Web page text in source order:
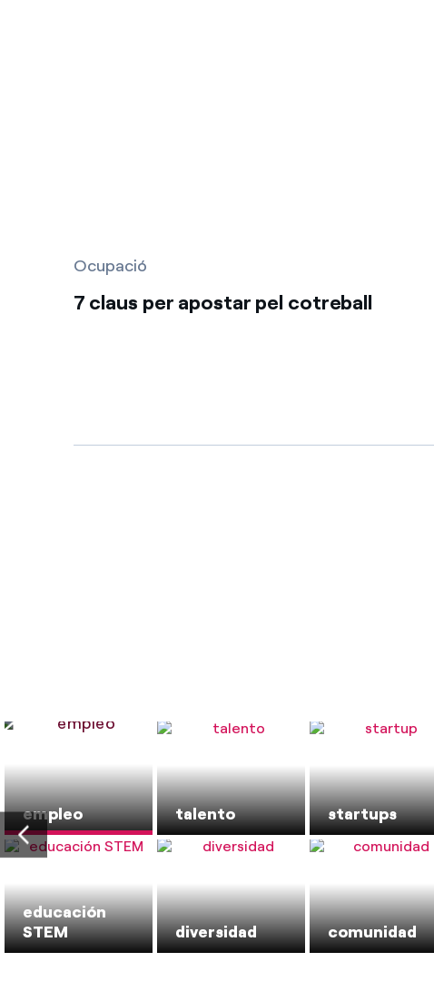
Ocupació
7 claus per apostar pel cotreball
empleo
educación
STEM
talento
diversidad
startups
comunidad